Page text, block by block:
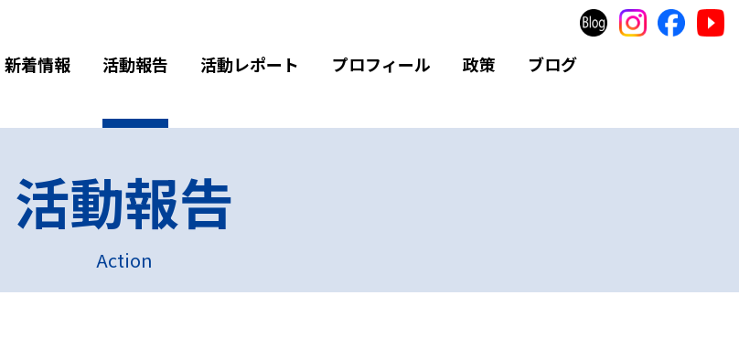
新着情報 活動報告 活動レポート プロフィール 政策 ブログ
活動報告
Action